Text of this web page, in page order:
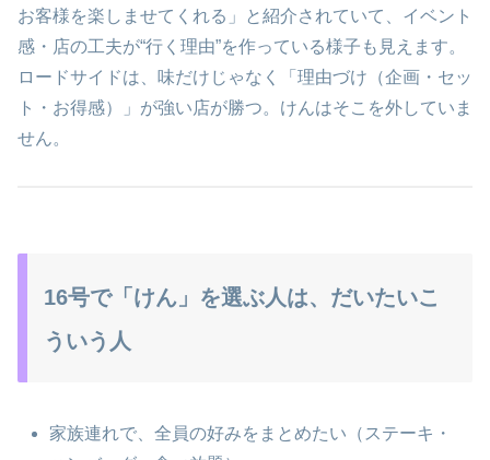
お客様を楽しませてくれる」と紹介されていて、イベント
感・店の工夫が“行く理由”を作っている様子も見えます。
ロードサイドは、味だけじゃなく「理由づけ（企画・セッ
ト・お得感）」が強い店が勝つ。けんはそこを外していま
せん。
16号で「けん」を選ぶ人は、だいたいこ
ういう人
家族連れで、全員の好みをまとめたい（ステーキ・